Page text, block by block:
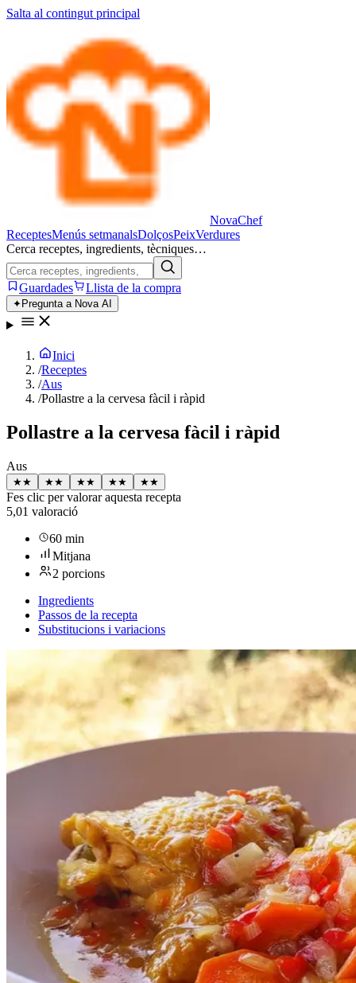
Salta al contingut principal
NovaChef
ReceptesMenús setmanalsDolçosPeixVerdures
Cerca receptes, ingredients, tècniques…
Guardades Llista de la compra
✦ Pregunta a Nova AI
Inici
/Receptes
/Aus
/Pollastre a la cervesa fàcil i ràpid
Pollastre a la cervesa fàcil i ràpid
Aus
★★ ★★ ★★ ★★ ★★
Fes clic per valorar aquesta recepta
5,01 valoració
60 min
Mitjana
2 porcions
Ingredients
Passos de la recepta
Substitucions i variacions